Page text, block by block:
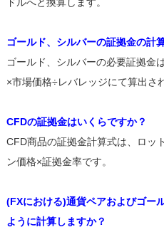
ゴールド、シルバーの証拠金の計
ゴールド、シルバーの必要証拠金
×市場価格÷レバレッジにて算出さ
CFDの証拠金はいくらですか？
CFD商品の証拠金計算式は、ロッ
ン価格×証拠金率です。
(FXにおける)通貨ペアおよびゴー
ように計算しますか？